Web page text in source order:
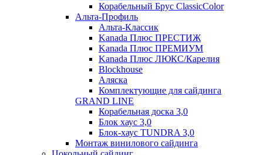
Корабельный Брус ClassicColor
Альта-Профиль
Альта-Классик
Kanada Плюс ПРЕСТИЖ
Kanada Плюс ПРЕМИУМ
Kanada Плюс ЛЮКС/Карелия
Blockhouse
Аляска
Комплектующие для сайдинга
GRAND LINE
Корабельная доска 3,0
Блок хаус 3,0
Блок-хаус TUNDRA 3,0
Монтаж винилового сайдинга